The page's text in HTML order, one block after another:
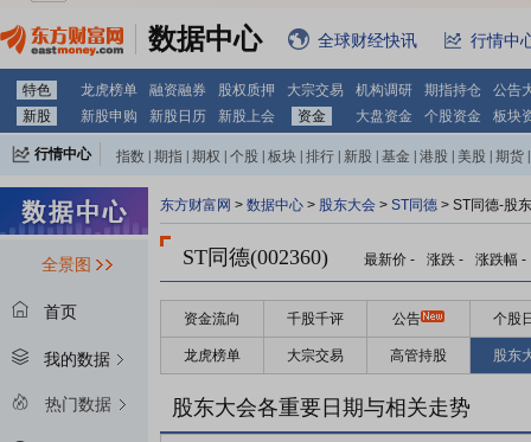
数据中心 全球财经快讯 行情中
特色 龙虎榜单 融资融券 股权质押 大宗交易 机构调研 期指持仓
公告
新股
新股申购 新股日历 新股上会 资金 大盘资金 个股资金 板块
行情中心 指数 期指 期权 个股 板块 排行 新股 基金 港股 美股 期货
全景图
首页
我的数据
热门数据
东方财富网 > 数据中心 > 股东大会 > ST同德 > ST同德-股
ST同德(002360) 最新价 - 涨跌 - 涨跌幅 -
资金流向 千股千评 公告 个股
龙虎榜单 大宗交易 高管持股 股东
股东大会各重要日期与相关走势